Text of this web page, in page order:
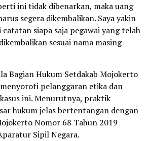
ini tidak dibenarkan, maka uang
segera dikembalikan. Saya yakin
siapa saja pegawai yang telah
sesuai nama masing-
Bagian Hukum Setdakab Mojokerto
pelanggaran etika dan
ini. Menurutnya, praktik
hukum jelas bertentangan dengan
Nomor 68 Tahun 2019
Sipil Negara.